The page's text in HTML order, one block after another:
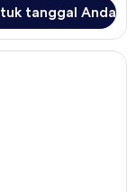
tanggal Anda